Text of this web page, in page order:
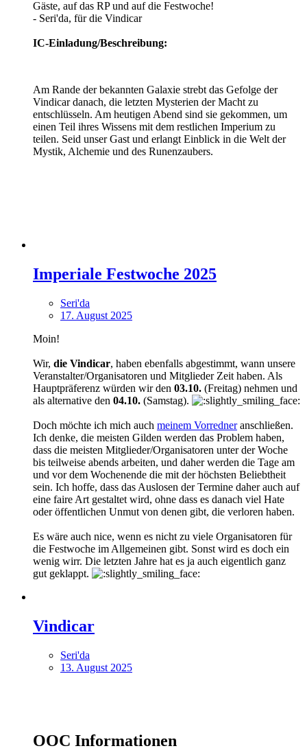
Gäste, auf das RP und auf die Festwoche!
- Seri'da, für die Vindicar
IC-Einladung/Beschreibung:
Am Rande der bekannten Galaxie strebt das Gefolge der
Vindicar danach, die letzten Mysterien der Macht zu
entschlüsseln. Am heutigen Abend sind sie gekommen, um
einen Teil ihres Wissens mit dem restlichen Imperium zu
teilen. Seid unser Gast und erlangt Einblick in die Welt der
Mystik, Alchemie und des Runenzaubers.
Imperiale Festwoche 2025
Seri'da
17. August 2025
Moin!
Wir, die Vindicar, haben ebenfalls abgestimmt, wann unsere
Veranstalter/Organisatoren und Mitglieder Zeit haben. Als
Hauptpräferenz würden wir den 03.10. (Freitag) nehmen und
als alternative den 04.10. (Samstag).
Doch möchte ich mich auch meinem Vorredneranschließen.
Ich denke, die meisten Gilden werden das Problem haben,
dass die meisten Mitglieder/Organisatoren unter der Woche
bis teilweise abends arbeiten, und daher werden die Tage am
und vor dem Wochenende die mit der höchsten Beliebtheit
sein. Ich hoffe, dass das Auslosen der Termine daher auch auf
eine faire Art gestaltet wird, ohne dass es danach viel Hate
oder öffentlichen Unmut von denen gibt, die verloren haben.
Es wäre auch nice, wenn es nicht zu viele Organisatoren für
die Festwoche im Allgemeinen gibt. Sonst wird es doch ein
wenig wirr. Die letzten Jahre hat es ja auch eigentlich ganz
gut geklappt.
Vindicar
Seri'da
13. August 2025
OOC Informationen